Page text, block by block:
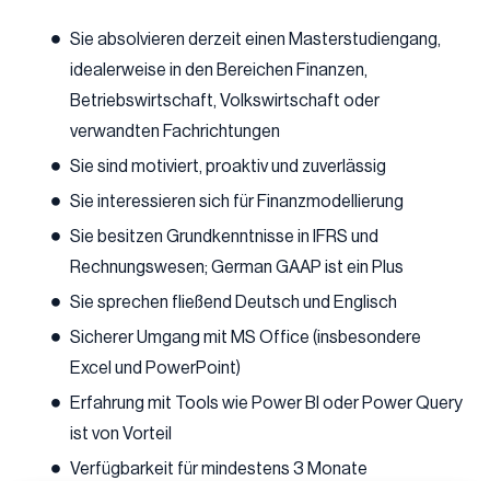
Sie absolvieren derzeit einen Masterstudiengang,
idealerweise in den Bereichen Finanzen,
Betriebswirtschaft, Volkswirtschaft oder
verwandten Fachrichtungen
Sie sind motiviert, proaktiv und zuverlässig
Sie interessieren sich für Finanzmodellierung
Sie besitzen Grundkenntnisse in IFRS und
Rechnungswesen; German GAAP ist ein Plus
Sie sprechen fließend Deutsch und Englisch
Sicherer Umgang mit MS Office (insbesondere
Excel und PowerPoint)
Erfahrung mit Tools wie Power BI oder Power Query
ist von Vorteil
Verfügbarkeit für mindestens 3 Monate